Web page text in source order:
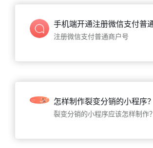
注册微信支付普通商户号
怎样制作裂变分销的小程序？
裂变分销的小程序应该怎样制作？